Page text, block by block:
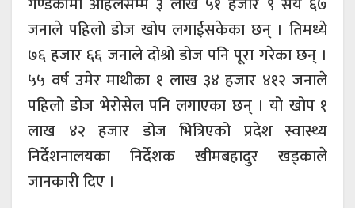
जनाले पहिलो डोज खोप लगाईसकेका छन् । तिमध्ये
७६ हजार ६६ जनाले दोश्रो डोज पनि पूरा गरेका छन् ।
५५ वर्ष उमेर माथीका १ लाख ३४ हजार ४१२ जनाले
पहिलो डोज भेरोसेल पनि लगाएका छन् । यो खोप १
लाख ४२ हजार डोज भित्रिएको प्रदेश स्वास्थ्य
निर्देशनालयका निर्देशक खीमबहादुर खड्काले
जानकारी दिए ।